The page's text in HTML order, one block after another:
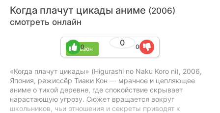
Когда плачут цикады аниме (2006)
смотреть онлайн
1 сезон
0
0 0
«Когда плачут цикады» (Higurashi no Naku Koro ni), 2006,
Япония, режиссёр Тиаки Кон — мрачное и цепляющее
аниме о тихой деревне, где спокойствие скрывает
нарастающую угрозу. Сюжет вращается вокруг
школьников, чьи отношения и секреты приводят к